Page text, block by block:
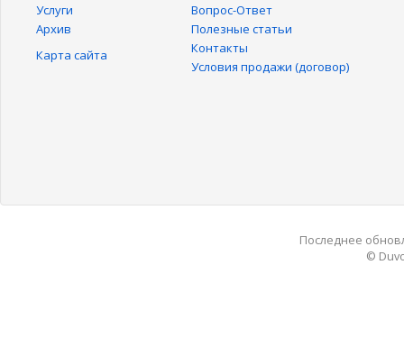
Услуги
Архив
Карта сайта
Вопрос-Ответ
Полезные статьи
Контакты
Условия продажи (договор)
Последнее
©